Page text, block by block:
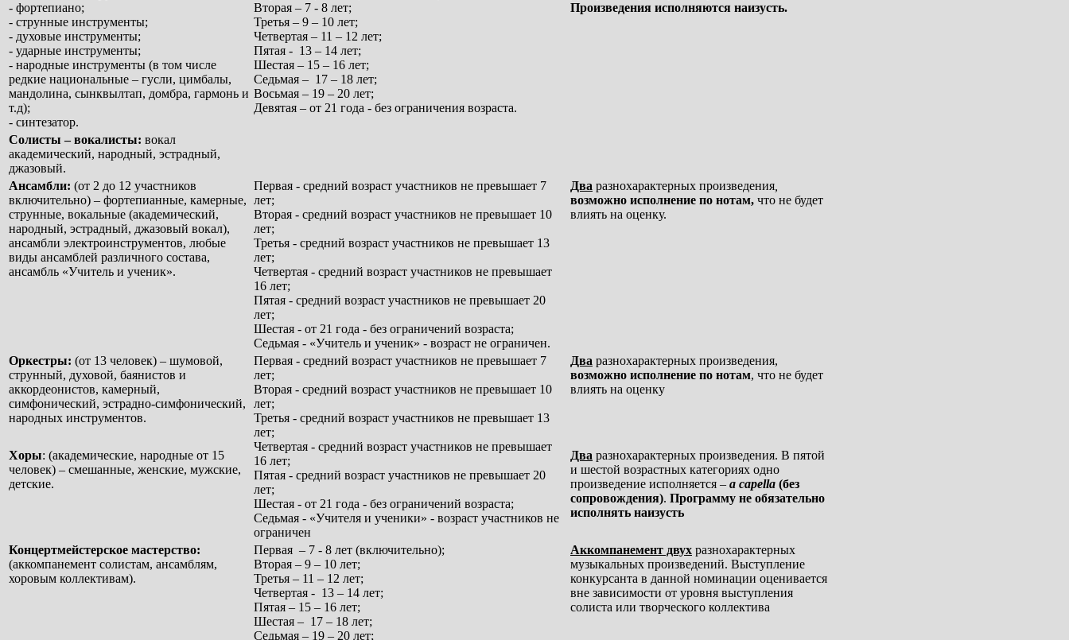
- фортепиано;
- струнные инструменты;
- духовые инструменты;
- ударные инструменты;
- народные инструменты (в том числе
редкие национальные – гусли, цимбалы,
мандолина, сынквылтап, домбра, гармонь и
т.д);
- синтезатор.
Вторая – 7 - 8 лет;
Третья – 9 – 10 лет;
Четвертая – 11 – 12 лет;
Пятая - 13 – 14 лет;
Шестая – 15 – 16 лет;
Седьмая – 17 – 18 лет;
Восьмая – 19 – 20 лет;
Девятая – от 21 года - без ограничения возраста.
Произведения исполняются наизусть.
Солисты – вокалисты: вокал
академический, народный, эстрадный,
джазовый.
Ансамбли: (от 2 до 12 участников
включительно) – фортепианные, камерные,
струнные, вокальные (академический,
народный, эстрадный, джазовый вокал),
ансамбли электроинструментов, любые
виды ансамблей различного состава,
ансамбль «Учитель и ученик».
Первая - средний возраст участников не превышает 7
лет;
Вторая - средний возраст участников не превышает 10
лет;
Третья - средний возраст участников не превышает 13
лет;
Четвертая - средний возраст участников не превышает
16 лет;
Пятая - средний возраст участников не превышает 20
лет;
Шестая - от 21 года - без ограничений возраста;
Седьмая - «Учитель и ученик» - возраст не ограничен.
Два разнохарактерных произведения
возможно исполнение по нотам, что не будет
влиять на оценку.
Оркестры: (от 13 человек) – шумовой,
струнный, духовой, баянистов и
аккордеонистов, камерный,
симфонический, эстрадно-симфонический,
народных инструментов.
Первая - средний возраст участников не превышает 7
лет;
Вторая - средний возраст участников не превышает 10
лет;
Третья - средний возраст участников не превышает 13
лет;
Четвертая - средний возраст участников не превышает
16 лет;
Пятая - средний возраст участников не превышает 20
лет;
Шестая - от 21 года - без ограничений возраста;
Седьмая - «Учителя и ученики» - возраст участников не
ограничен
Два разнохарактерных произведения,
возможно исполнение по нотам, что не будет
влиять на оценку
Хоры: (академические, народные от 15
человек) – смешанные, женские, мужские,
детские.
Два разнохарактерных произведения. В пятой
и шестой возрастных категориях одно
произведение исполняется – a capella (без
сопровождения). Программу не обязательно
исполнять наизусть
Концертмейстерское мастерство:
(аккомпанемент солистам, ансамблям,
хоровым коллективам).
Первая – 7 - 8 лет (включительно);
Вторая – 9 – 10 лет;
Третья – 11 – 12 лет;
Четвертая - 13 – 14 лет;
Пятая – 15 – 16 лет;
Шестая – 17 – 18 лет;
Седьмая – 19 – 20 лет;
Аккомпанемент двух разнохарактерных
музыкальных произведений. Выступление
конкурсанта в данной номинации оценивается
вне зависимости от уровня выступления
солиста или творческого коллектива